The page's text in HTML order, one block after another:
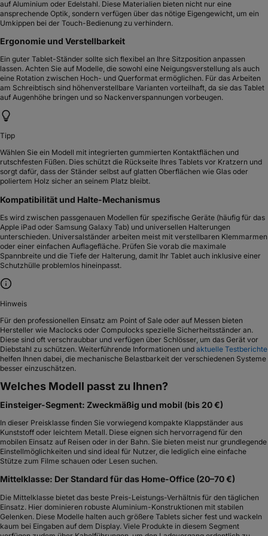
auf Aluminium oder Edelstahl. Diese Materialien bieten nicht nur eine
ansprechende Optik, sondern verfügen über das nötige Eigengewicht, um ein
Umkippen bei der Touch-Bedienung zu verhindern.
Ergonomie und Verstellbarkeit
Ein guter Tablet-Ständer sollte sich flexibel an Ihre Sitzposition anpassen
lassen. Achten Sie auf Modelle, die sowohl eine Neigungsverstellung als auch
eine Rotation zwischen Hoch- und Querformat ermöglichen. Für das Arbeiten
am Schreibtisch sind höhenverstellbare Varianten vorteilhaft, da sie das Tablet
auf Augenhöhe bringen und so Nackenverspannungen vorbeugen.
Tipp
Wählen Sie ein Modell mit integrierten gummierten Kontaktflächen und
rutschfesten Füßen. Dies schützt die Rückseite Ihres Tablets vor Kratzern und
sorgt dafür, dass der Ständer selbst auf glatten Oberflächen wie Glas oder
poliertem Holz sicher an seinem Platz bleibt.
Kompatibilität und Halte-Mechanismus
Es wird zwischen passgenauen Modellen für spezifische Geräte (häufig für das
Apple iPad oder Samsung Galaxy Tab) und universellen Halterungen
unterschieden. Universalständer arbeiten meist mit verstellbaren Klemmarmen
oder einer einfachen Auflagefläche. Prüfen Sie vorab die maximale
Spannbreite und die Tiefe der Halterung, damit Ihr Tablet auch inklusive einer
Schutzhülle problemlos hineinpasst.
Hinweis
Für den professionellen Einsatz am Point of Sale oder auf Messen bieten
Hersteller wie Maclocks oder Compulocks spezielle Sicherheitsständer an.
Diese sind oft verschraubbar und verfügen über Schlösser, um das Gerät vor
Diebstahl zu schützen. Weiterführende Informationen und aktuelle Testberichte
helfen Ihnen dabei, die mechanische Belastbarkeit der verschiedenen Systeme
besser einzuschätzen.
Welches Modell passt zu Ihnen?
Einsteiger-Segment: Zweckmäßig und mobil (bis 20 €)
In dieser Preisklasse finden Sie vorwiegend kompakte Klappständer aus
Kunststoff oder leichtem Metall. Diese eignen sich hervorragend für den
mobilen Einsatz auf Reisen oder in der Bahn. Sie bieten meist nur grundlegende
Einstellmöglichkeiten und sind ideal für Nutzer, die lediglich eine einfache
Stütze zum Filme schauen oder Lesen suchen.
Mittelklasse: Der Standard für das Home-Office (20–70 €)
Die Mittelklasse bietet das beste Preis-Leistungs-Verhältnis für den täglichen
Einsatz. Hier dominieren robuste Aluminium-Konstruktionen mit stabilen
Gelenken. Diese Modelle halten auch größere Tablets sicher fest und wackeln
kaum bei Eingaben auf dem Display. Viele Produkte in diesem Segment